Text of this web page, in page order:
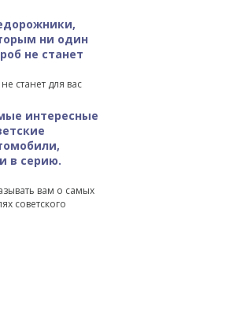
ни один
не станет
станет для вас
интересные
в серию.
вам о самых
советского